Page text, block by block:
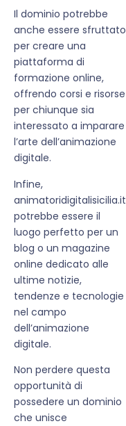
Il dominio potrebbe
anche essere sfruttato
per creare una
piattaforma di
formazione online,
offrendo corsi e risorse
per chiunque sia
interessato a imparare
l’arte dell’animazione
digitale.
Infine,
animatoridigitalisicilia.it
potrebbe essere il
luogo perfetto per un
blog o un magazine
online dedicato alle
ultime notizie,
tendenze e tecnologie
nel campo
dell’animazione
digitale.
Non perdere questa
opportunità di
possedere un dominio
che unisce